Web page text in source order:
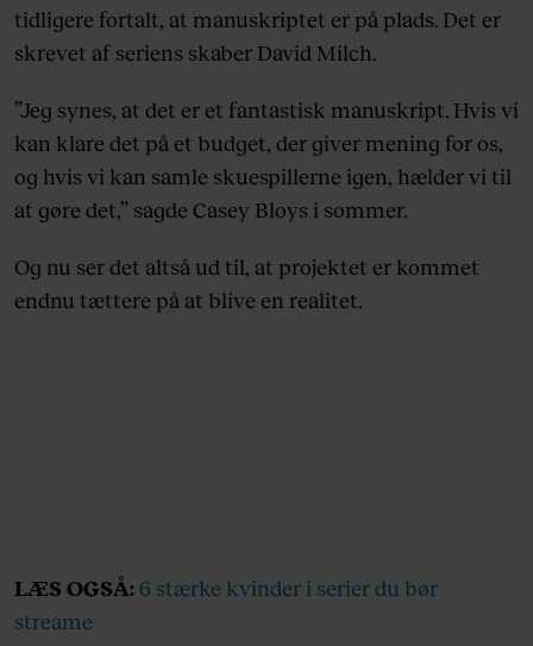
tidligere fortalt, at manuskriptet er på plads. Det er
skrevet af seriens skaber David Milch.
”Jeg synes, at det er et fantastisk manuskript. Hvis vi
kan klare det på et budget, der giver mening for os,
og hvis vi kan samle skuespillerne igen, hælder vi til
at gøre det,” sagde Casey Bloys i sommer.
Og nu ser det altså ud til, at projektet er kommet
endnu tættere på at blive en realitet.
LÆS OGSÅ: 6 stærke kvinder i serier du bør
streame